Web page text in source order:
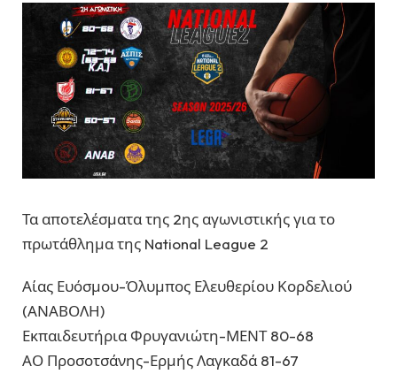
Τα αποτελέσματα της 2ης αγωνιστικής για το
πρωτάθλημα της National League 2
Αίας Ευόσμου-Όλυμπος Ελευθερίου Κορδελιού
(ΑΝΑΒΟΛΗ)
Εκπαιδευτήρια Φρυγανιώτη-ΜΕΝΤ 80-68
ΑΟ Προσοτσάνης-Ερμής Λαγκαδά 81-67